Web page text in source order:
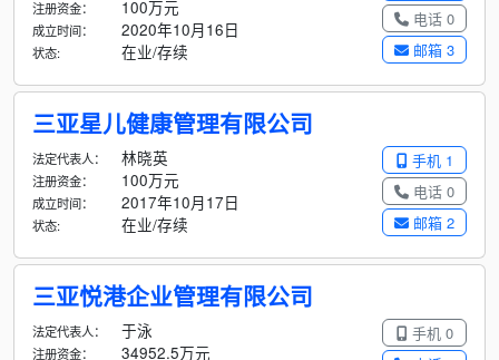
电话 0
邮箱 3
注册资金： 100万元
成立时间： 2020年10月16日
状态: 在业/存续
三亚星儿健康管理有限公司
手机 1
电话 0
邮箱 2
法定代表人： 林晓英
注册资金： 100万元
成立时间： 2017年10月17日
状态: 在业/存续
三亚悦港企业管理有限公司
手机 0
法定代表人： 于泳
注册资金： 34952.5万元